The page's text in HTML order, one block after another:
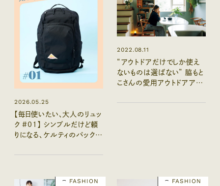
2026.05.25
【毎日使いたい、大人のリュッ
ク #01】 シンプルだけど頼
りになる、ケルティのバックパ
2022.08.11
“アウトドアだけでしか使え
ないものは選ばない” 脇もと
こさんの愛用アウトドアアイ
FASHION FASHION